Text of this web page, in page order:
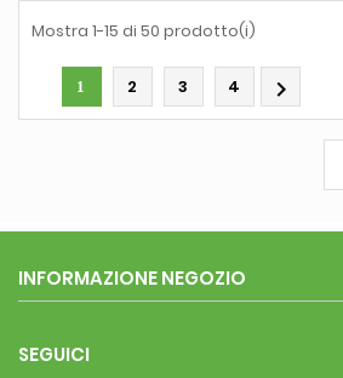
Mostra 1-15 di 50 prodotto(i)
1 2 3 4 
INFORMAZIONE NEGOZIO
SEGUICI